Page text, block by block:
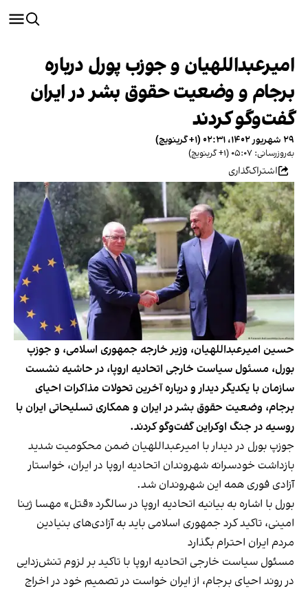
امیرعبداللهیان و جوزب پورل درباره
برجام و وضعیت حقوق بشر در ایران
گفت‌وگو کردند
۲۹ شهریور ۱۴۰۲، ۰۲:۳۱ (‎+۱ گرینویچ)
به‌روزرسانی: ۰۵:۰۷ (‎+۱ گرینویچ)
اشتراک‌گذاری
حسین امیرعبداللهیان، وزیر خارجه جمهوری اسلامی، و جوزپ
بورل، مسئول سیاست خارجی اتحادیه اروپا، در حاشیه نشست
سازمان با یکدیگر دیدار و درباره آخرین تحولات مذاکرات احیای
برجام، وضعیت حقوق بشر در ایران و همکاری تسلیحاتی ایران با
روسیه در جنگ اوکراین گفت‌وگو کردند.
جوزپ بورل در دیدار با امیرعبداللهیان ضمن محکومیت شدید
بازداشت خودسرانه شهروندان اتحادیه اروپا در ایران، خواستار
آزادی فوری همه این شهروندان شد.
بورل با اشاره به بیانیه اتحادیه اروپا در سالگرد «قتل» مهسا ژینا
امینی، تاکید کرد جمهوری اسلامی باید به آزادی‌های بنیادین
مردم ایران احترام بگذارد
مسئول سیاست خارجی اتحادیه اروپا با تاکید بر لزوم تنش‌زدایی
در روند احیای برجام، از ایران خواست در تصمیم خود در اخراج